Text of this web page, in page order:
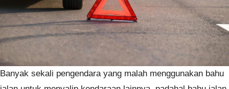
Banyak sekali pengendara yang malah menggunakan bahu